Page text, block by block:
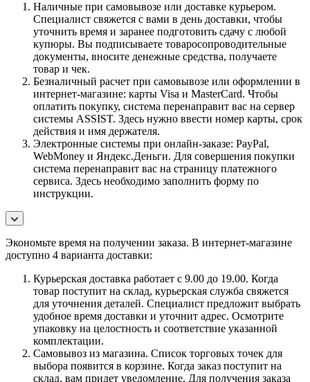
Наличные при самовывозе или доставке курьером.
Специалист свяжется с вами в день доставки, чтобы
уточнить время и заранее подготовить сдачу с любой
купюры. Вы подписываете товаросопроводительные
документы, вносите денежные средства, получаете
товар и чек.
Безналичный расчет при самовывозе или оформлении в
интернет-магазине: карты Visa и MasterCard. Чтобы
оплатить покупку, система перенаправит вас на сервер
системы ASSIST. Здесь нужно ввести номер карты, срок
действия и имя держателя.
Электронные системы при онлайн-заказе: PayPal,
WebMoney и Яндекс.Деньги. Для совершения покупки
система перенаправит вас на страницу платежного
сервиса. Здесь необходимо заполнить форму по
инструкции.
Экономьте время на получении заказа. В интернет-магазине
доступно 4 варианта доставки:
Курьерская доставка работает с 9.00 до 19.00. Когда
товар поступит на склад, курьерская служба свяжется
для уточнения деталей. Специалист предложит выбрать
удобное время доставки и уточнит адрес. Осмотрите
упаковку на целостность и соответствие указанной
комплектации.
Самовывоз из магазина. Список торговых точек для
выбора появится в корзине. Когда заказ поступит на
склад, вам придет уведомление. Для получения заказа